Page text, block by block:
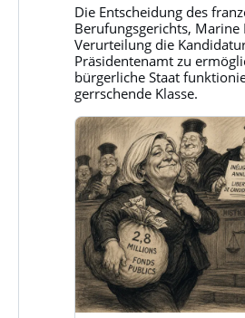
Klassenkampf
Bluesky
ansehen
Die Entscheidung des
Berufungsgerichts, Marine
Verurteilung die
Präsidentenamt zu
bürgerliche Staat
gerrschende Klasse.